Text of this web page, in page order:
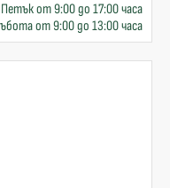
от 9:00 до 17:00 часа
от 9:00 до 13:00 часа